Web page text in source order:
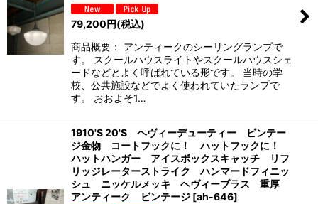
79,200円(税込)
商品概要： アンティークのシーリングランプで
す。 スクールハウスライトやスクールハウスシェ
ードなどとよく呼ばれている形です。 当時の学
校、公共施設などでよく使われていたランプで
す。 おおよそ1…
1910'S 20'S ヘヴィーデューティー ビンテー
ジ金物 コートフックに！ ハットフックに！
ハットハンガー アイスボックスキャッチ リフ
リッジレーターストライク ハンマードフィニッ
シュ ニッケルメッキ ヘヴィーブラス 重厚
アンティーク ビンテージ [ah-646]